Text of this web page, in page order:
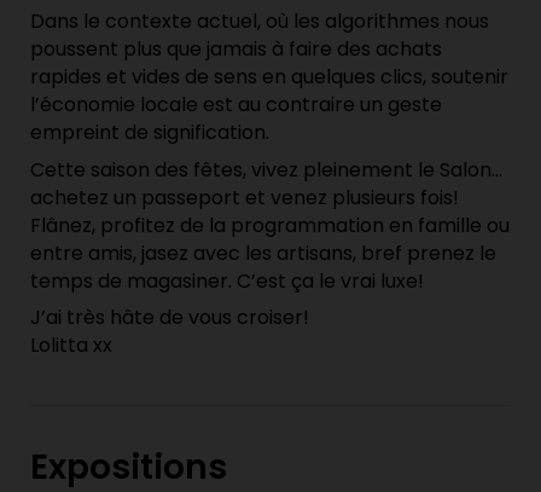
Dans le contexte actuel, où les algorithmes nous
poussent plus que jamais à faire des achats
rapides et vides de sens en quelques clics, soutenir
l’économie locale est au contraire un geste
empreint de signification.
Cette saison des fêtes, vivez pleinement le Salon…
achetez un passeport et venez plusieurs fois!
Flânez, profitez de la programmation en famille ou
entre amis, jasez avec les artisans, bref prenez le
temps de magasiner. C’est ça le vrai luxe!
J’ai très hâte de vous croiser!
Lolitta xx
Expositions